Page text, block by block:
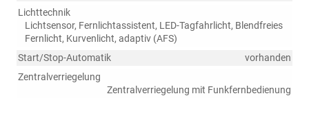
Lichttechnik
Lichtsensor, Fernlichtassistent, LED-Tagfahrlicht, Blendfreies
Fernlicht, Kurvenlicht, adaptiv (AFS)
Start/Stop-Automatik
vorhanden
Zentralverriegelung
Zentralverriegelung mit Funkfernbedienung